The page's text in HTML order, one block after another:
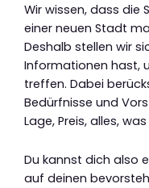
Wir wissen, dass die
einer neuen Stadt
Deshalb stellen wir
Informationen hast,
treffen. Dabei
Bedürfnisse und
Lage, Preis, alles,
Du kannst dich also
auf deinen